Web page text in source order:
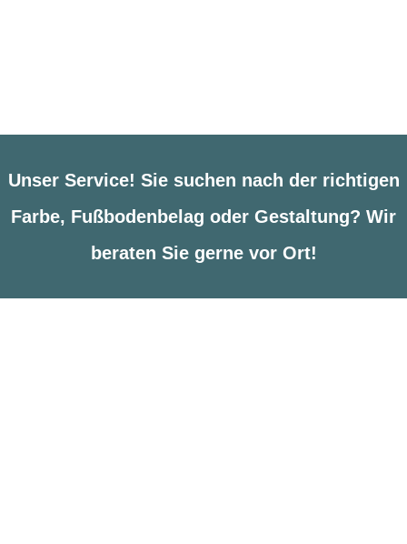
Unser Service! Sie suchen nach der richtigen
Farbe, Fußbodenbelag oder Gestaltung? Wir
beraten Sie gerne vor Ort!